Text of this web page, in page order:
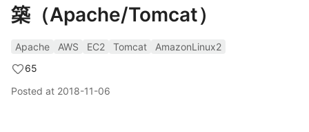
築（Apache/Tomcat）
Apache AWS EC2 Tomcat
AmazonLinux2
65
Posted at 2018-11-06